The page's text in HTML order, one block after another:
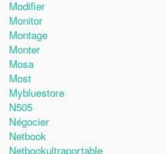
Modifier
Monitor
Montage
Monter
Mosa
Most
Mybluestore
N505
Négocier
Netbook
Netbookultraportable